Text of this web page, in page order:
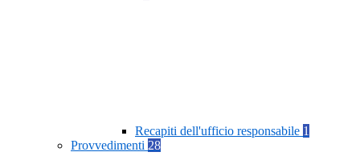
Recapiti dell'ufficio responsabile 1
Provvedimenti 28